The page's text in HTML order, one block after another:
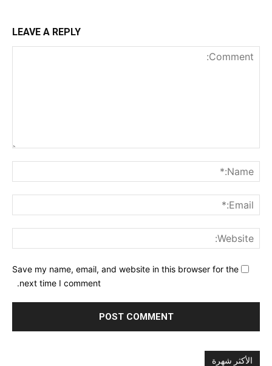
LEAVE A REPLY
Save my name, email, and website in this browser for the
next time I comment.
الأكثر شهرة